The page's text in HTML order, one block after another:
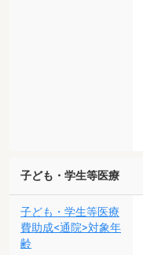
子ども・学生等医療
子ども・学生等医療
費助成<通院>対象年
齢